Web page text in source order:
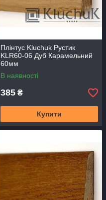
Плінтус Kluchuk Рустик
KLR60-06 Дуб Карамельний
60мм
В наявності
385 ₴
Купити